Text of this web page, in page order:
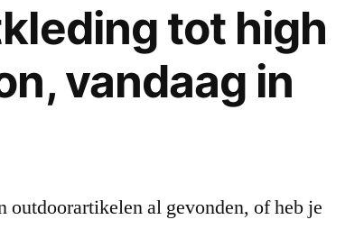
tot high
vandaag in
outdoorartikelen al gevonden, of heb je